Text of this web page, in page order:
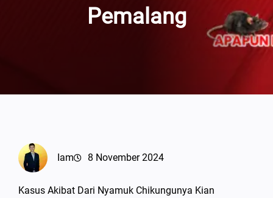
Pemalang
Iam 8 November 2024
Kasus Akibat Dari Nyamuk Chikungunya Kian